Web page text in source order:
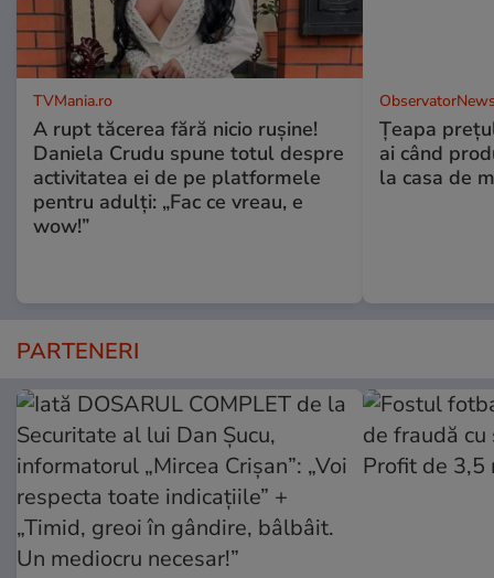
TVMania.ro
A rupt tăcerea fără nicio rușine!
Daniela Crudu spune totul despre
activitatea ei de pe platformele
pentru adulți: „Fac ce vreau, e
wow!”
Țeapa
ai când
la casa de
PARTENERI